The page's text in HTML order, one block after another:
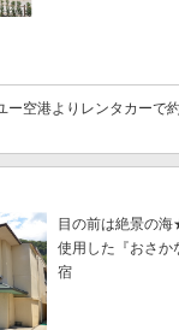
ー空港よりレンタカーで
目の前は絶景の
使用した『おさか
宿